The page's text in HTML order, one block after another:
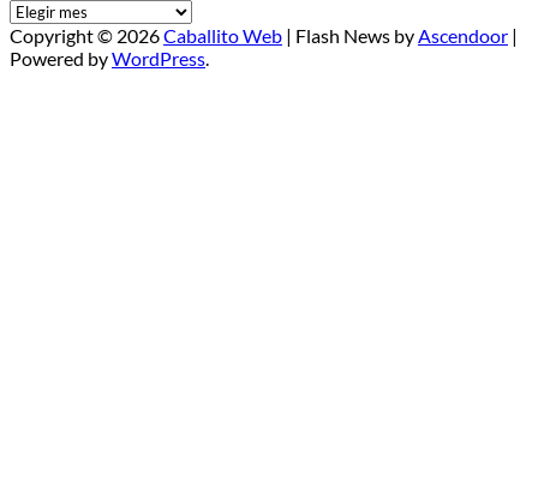
Copyright © 2026Caballito Web | Flash News byAscendoor |
Powered byWordPress.